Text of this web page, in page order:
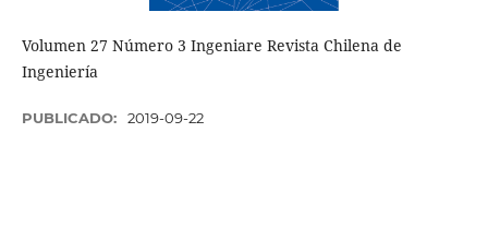
Volumen 27 Número 3 Ingeniare Revista Chilena de
Ingeniería
PUBLICADO: 2019-09-22